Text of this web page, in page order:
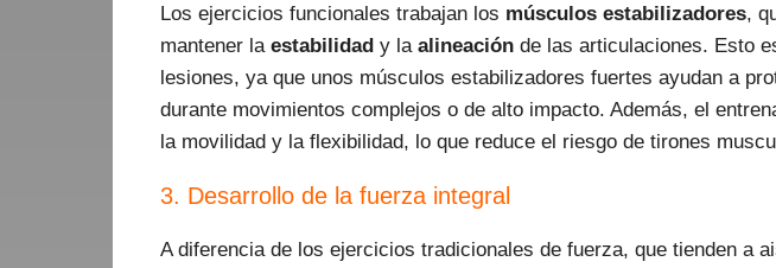
Los ejercicios funcionales trabajan los músculos estabilizadores,
mantener la estabilidady la alineaciónde las articulaciones. Esto
lesiones, ya que unos músculos estabilizadores fuertes ayudan a
durante movimientos complejos o de alto impacto. Además, el
la movilidad y la flexibilidad, lo que reduce el riesgo de tirones
3. Desarrollo de la fuerza integral
A diferencia de los ejercicios tradicionales de fuerza, que tienden a